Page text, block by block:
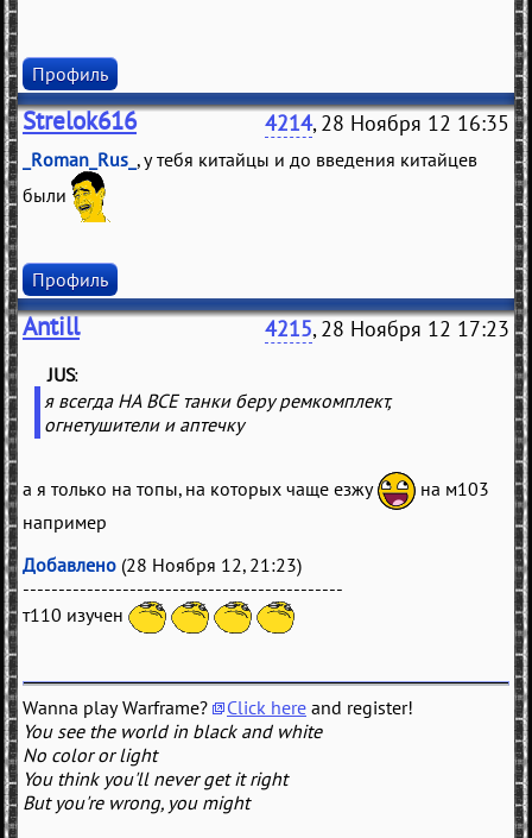
Профиль
Strelok616 4214, 28 Ноября 12 16:35
_Roman_Rus_ , у тебя китайцы и до введения китайцев
были
Профиль
Antill 4215, 28 Ноября 12 17:23
(JUS
я всегда НА ВСЕ танки беру ремкомплект,
огнетушители и аптечку
а я только на топы, на которых чаще езжу
на м103
например
Добавлено (28 Ноября 12, 21:23)
---------------------------------------------
т110 изучен
Wanna play Warframe? Click here and register!
You see the world in black and white
No color or light
You think you'll never get it right
But you're wrong, you might